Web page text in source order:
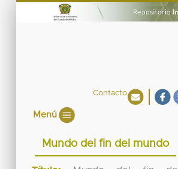
Contacto
Menú
Mundo del fin del mundo